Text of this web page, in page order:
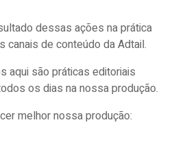
dessas ações na prática
canais de conteúdo da Adtail.
aqui são práticas editoriais
os dias na nossa produção.
melhor nossa produção: